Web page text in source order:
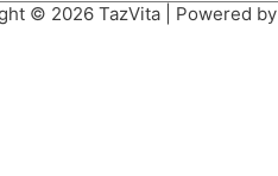
© 2026 TazVita| Powered by